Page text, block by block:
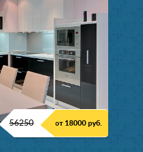
56250 от 18000 руб.